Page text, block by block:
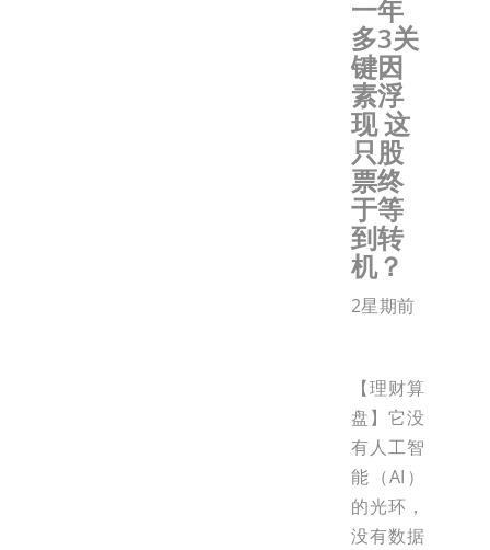
一年
多3关
键因
素浮
现 这
只股
票终
于等
到转
机？
2星期前
【理财算
盘】它没
有人工智
能（AI）
的光环，
没有数据